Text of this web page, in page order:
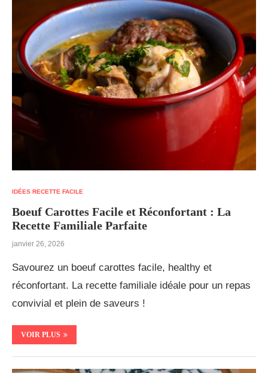
IDÉES RECETTE FACILE
Boeuf Carottes Facile et Réconfortant : La
Recette Familiale Parfaite
janvier 26, 2026
Savourez un boeuf carottes facile, healthy et
réconfortant. La recette familiale idéale pour un repas
convivial et plein de saveurs !
VOIR PLUS